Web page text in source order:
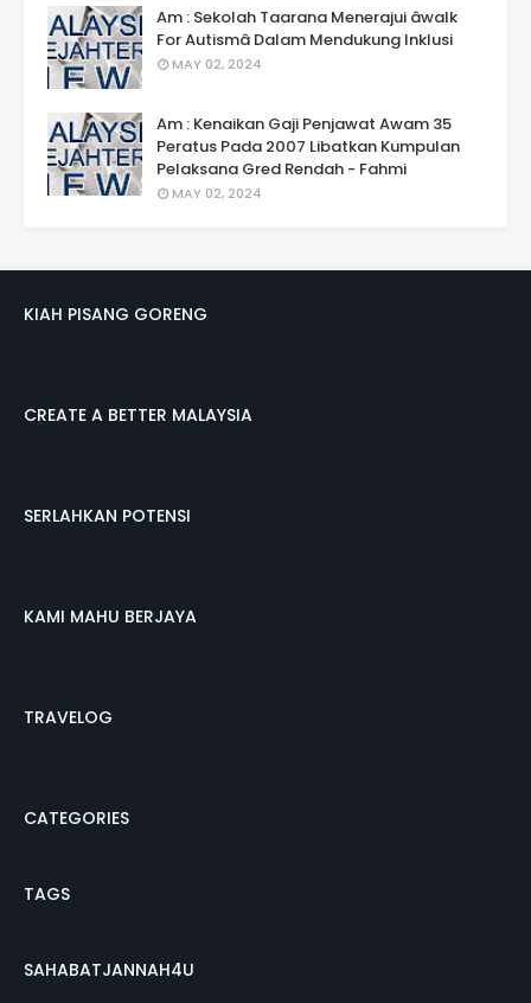
Am : Sekolah Taarana Menerajui âwalk
For Autismâ Dalam Mendukung Inklusi
MAY 02, 2024
Am : Kenaikan Gaji Penjawat Awam 35
Peratus Pada 2007 Libatkan Kumpulan
Pelaksana Gred Rendah - Fahmi
MAY 02, 2024
KIAH PISANG GORENG
CREATE A BETTER MALAYSIA
SERLAHKAN POTENSI
KAMI MAHU BERJAYA
TRAVELOG
CATEGORIES
TAGS
SAHABATJANNAH4U